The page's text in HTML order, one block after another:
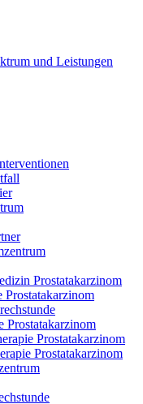
und Leistungen
Prostatakarzinom
Prostatakarzinom
Prostatakarzinom
Prostatakarzinom
Prostatakarzinom